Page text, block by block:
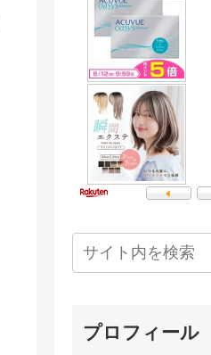
プロフィール